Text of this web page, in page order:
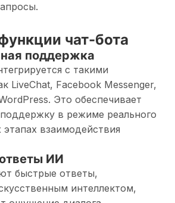
чат-бота
поддержка
с такими
LiveChat, Facebook Messenger,
Это обеспечивает
в режиме реального
взаимодействия
ИИ
быстрые ответы,
интеллектом,